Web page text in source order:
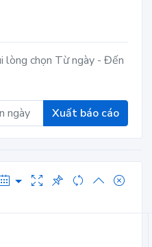
lòng chọn Từ ngày - Đến
Xuất báo cáo